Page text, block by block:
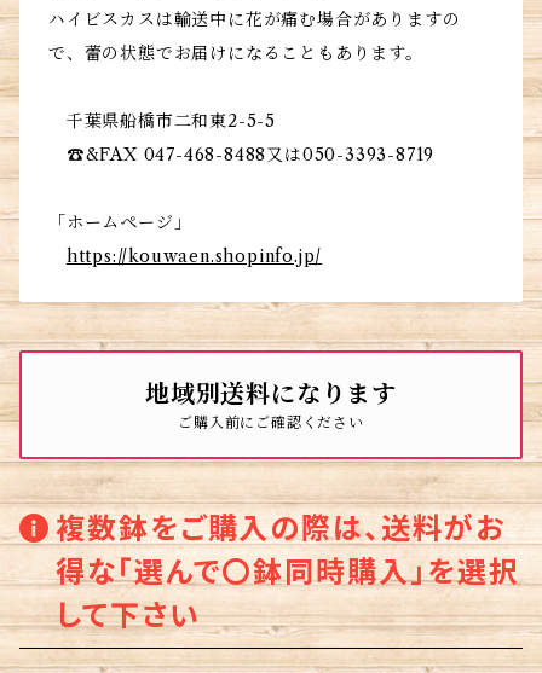
ハイビスカスは輸送中に花が痛む場合がありますの
で、蕾の状態でお届けになることもあります。
千葉県船橋市二和東2-5-5
☎&FAX 047-468-8488又は050-3393-8719
「ホームページ」
https://kouwaen.shopinfo.jp/
地域別送料になります
ご購入前にご確認ください
複数鉢をご購入の際は、送料がお
得な「選んで〇鉢同時購入」を選択
して下さい